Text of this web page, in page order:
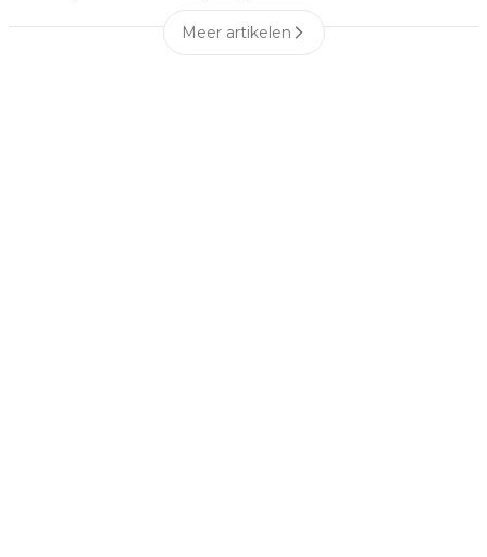
Meer artikelen